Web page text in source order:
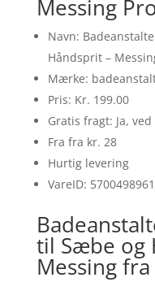
Messing
Navn:
Håndsprit –
Mærke:
Pris: Kr. 199.00
Gratis fragt: Ja,
Fra fra kr. 28
Hurtig levering
VareID:
til Sæbe og
Messing